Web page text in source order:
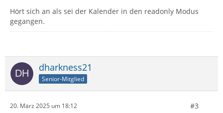
Hört sich an als sei der Kalender in den readonly Modus
gegangen.
dharkness21
Senior-Mitglied
20. März 2025 um 18:12 #3